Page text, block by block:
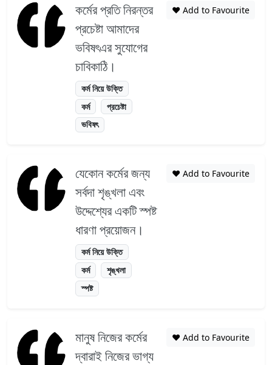
কর্মের প্রতি নিরন্তর
প্রচেষ্টা আমাদের
ভবিষৎএর সুযোগের
চাবিকাঠি।
কর্ম নিয়ে উক্তি
কর্ম
প্রচেষ্টা
ভবিষৎ
❤️ Add to Favourite
যেকোন কর্মের জন্য
সর্বদা শৃঙ্খলা এবং
উদ্দেশ্যের একটি স্পষ্ট
ধারণা প্রয়োজন।
কর্ম নিয়ে উক্তি
কর্ম
শৃঙ্খলা
স্পষ্ট
❤️ Add to Favourite
মানুষ নিজের কর্মের
দ্বারাই নিজের ভাগ্য
❤️ Add to Favourite